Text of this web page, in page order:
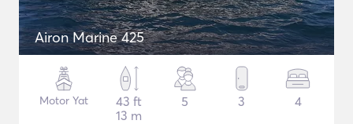
Airon Marine 425
Motor Yat
43 ft
13 m
5 3 4